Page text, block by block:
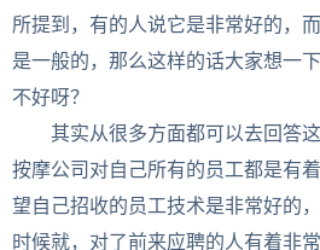
所提到，有的人说它是非常好的，
是一般的，那么这样的话大家想一下
不好呀？
其实从很多方面都可以去回答
按摩公司对自己所有的员工都是有
望自己招收的员工技术是非常好的
时候就，对了前来应聘的人有着非